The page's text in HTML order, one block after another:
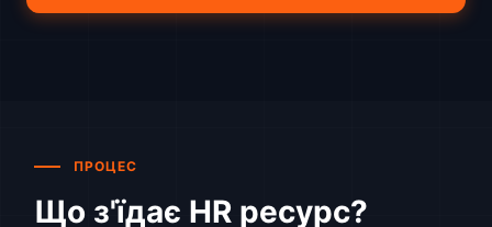
ПРОЦЕС
Що з'їдає HR ресурс?